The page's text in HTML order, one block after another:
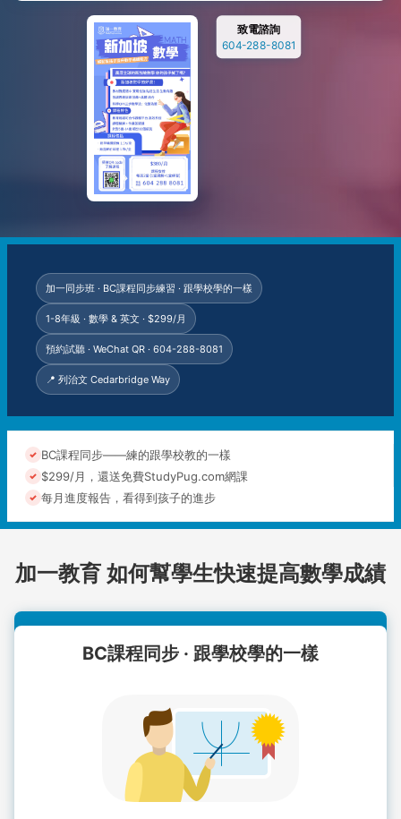
致電諮詢
604-288-8081
加一同步班 · BC課程同步練習 · 跟學校學的一樣
1-8年級 · 數學 & 英文 · $299/月
預約試聽 · WeChat QR · 604-288-8081
📍 列治文 Cedarbridge Way
BC課程同步——練的跟學校教的一樣
$299/月，還送免費StudyPug.com網課
每月進度報告，看得到孩子的進步
加一教育 如何幫學生快速提高數學成績
BC課程同步 · 跟學校學的一樣